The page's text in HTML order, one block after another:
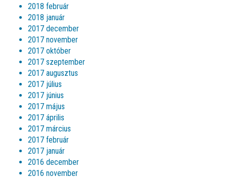
2018 február
2018 január
2017 december
2017 november
2017 október
2017 szeptember
2017 augusztus
2017 július
2017 június
2017 május
2017 április
2017 március
2017 február
2017 január
2016 december
2016 november